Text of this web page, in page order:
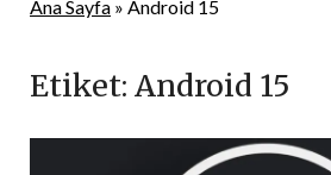
Ana Sayfa » Android 15
Etiket: Android 15